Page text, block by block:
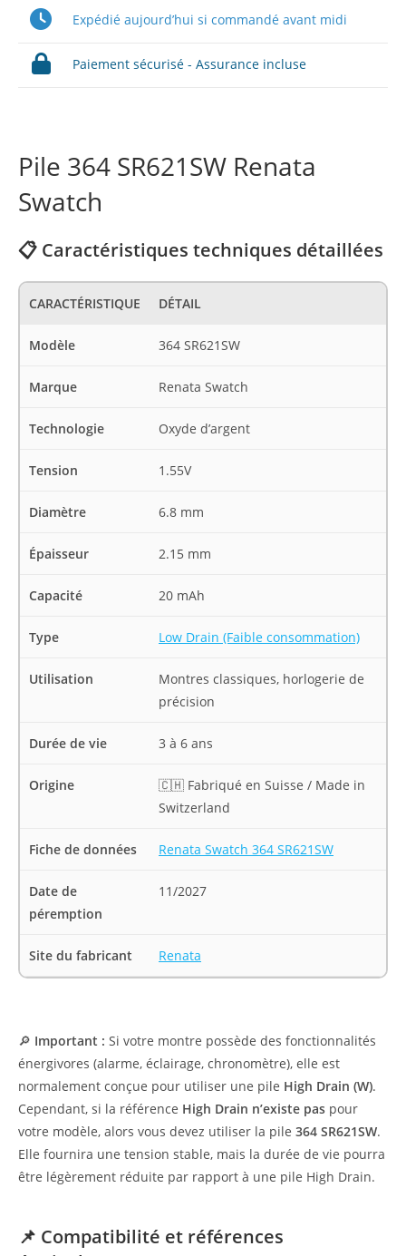
Expédié aujourd’hui si commandé avant midi
Paiement sécurisé - Assurance incluse
Pile 364 SR621SW Renata
Swatch
📋 Caractéristiques techniques détaillées
CARACTÉRISTIQUE DÉTAIL
Modèle 364 SR621SW
Marque Renata Swatch
Technologie Oxyde d’argent
Tension 1.55V
Diamètre 6.8 mm
Épaisseur 2.15 mm
Capacité 20 mAh
Type Low Drain (Faible consommation)
Utilisation
Montres classiques, horlogerie de
précision
Durée de vie 3 à 6 ans
Origine
🇨🇭 Fabriqué en Suisse / Made in
Switzerland
Fiche de données Renata Swatch 364 SR621SW
Date de
péremption
11/2027
Site du fabricant Renata
🔎 Important : Si votre montre possède des fonctionnalités
énergivores (alarme, éclairage, chronomètre), elle est
normalement conçue pour utiliser une pile High Drain (W).
Cependant, si la référence High Drain n’existe pas pour
votre modèle, alors vous devez utiliser la pile 364 SR621SW.
Elle fournira une tension stable, mais la durée de vie pourra
être légèrement réduite par rapport à une pile High Drain.
📌 Compatibilité et références